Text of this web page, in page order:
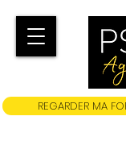
REGARDER MA